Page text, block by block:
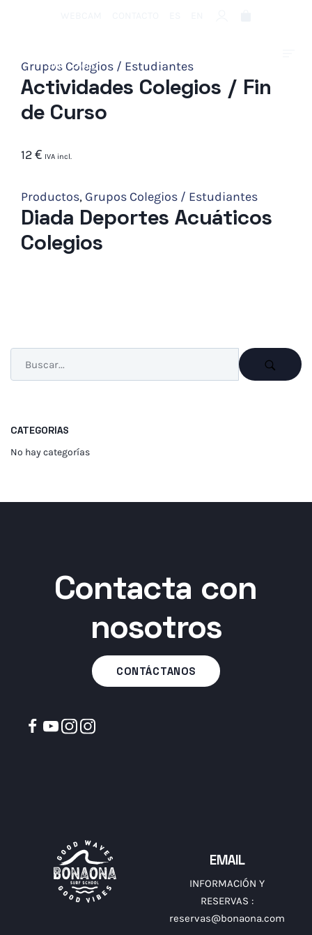
Grupos Colegios / Estudiantes
Actividades Colegios / Fin
de Curso
12€ IVA incl.
Productos, Grupos Colegios / Estudiantes
Diada Deportes Acuáticos
Colegios
CATEGORÍAS
No hay categorías
Contacta con
nosotros
CONTÁCTANOS
EMAIL
INFORMACIÓN Y
RESERVAS :
reservas@bonaona.com